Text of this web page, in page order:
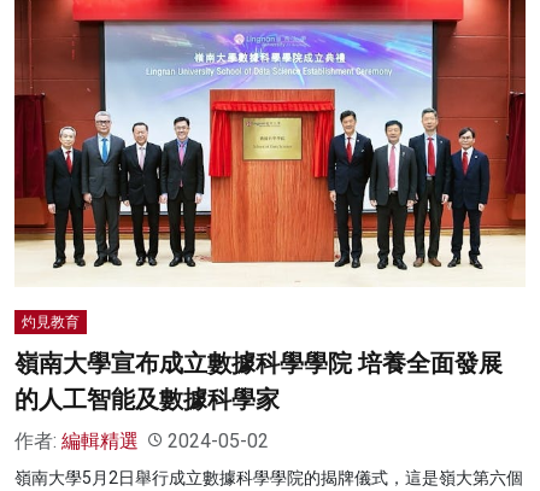
灼見教育
嶺南大學宣布成立數據科學學院 培養全面發展
的人工智能及數據科學家
作者: 編輯精選 2024-05-02
嶺南大學5月2日舉行成立數據科學學院的揭牌儀式，這是嶺大第六個